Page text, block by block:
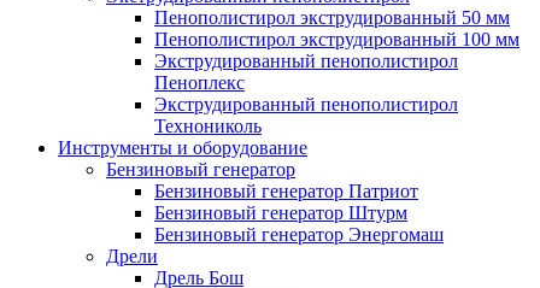
Пенополистирол экструдированный 50 мм
Пенополистирол экструдированный 100 мм
Экструдированный пенополистирол
Пеноплекс
Экструдированный пенополистирол
Технониколь
Инструменты и оборудование
Бензиновый генератор
Бензиновый генератор Патриот
Бензиновый генератор Штурм
Бензиновый генератор Энергомаш
Дрели
Дрель Бош